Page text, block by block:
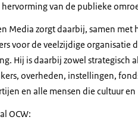
van de publieke
Media zorgt daarbij, samen
voor de veelzijdige organisatie
Hij is daarbij zowel strategisch
overheden, instellingen,
en alle mensen die cultuur
OCW: